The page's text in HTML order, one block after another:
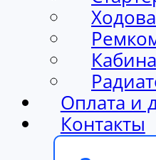
Кабина
Оплата и
Контакты